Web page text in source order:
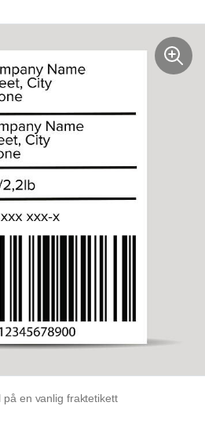
på en vanlig fraktetikett